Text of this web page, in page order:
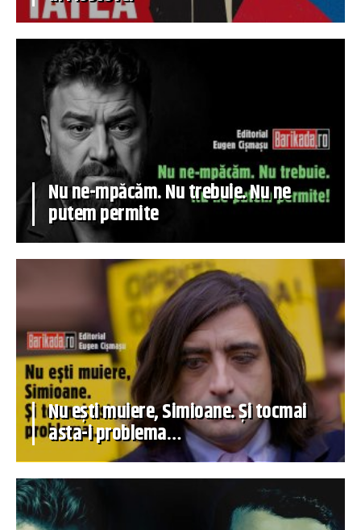
Nu ne-mpăcăm. Nu trebuie. Nu ne
putem permite
Nu ești muiere, Simioane. Și tocmai
asta-i problema…